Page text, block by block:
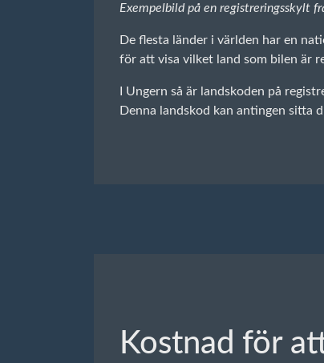
Exempelbild på en registreringsskylt
De flesta länder i världen har en
för att visa vilket land som bilen är
I Ungern så är landskoden på
Denna landskod kan antingen sitta
Kostnad för